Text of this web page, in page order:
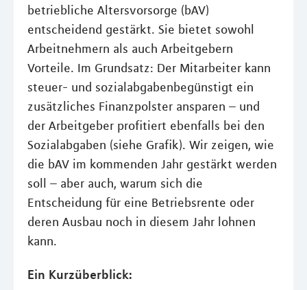
betriebliche Altersvorsorge (bAV)
entscheidend gestärkt. Sie bietet sowohl
Arbeitnehmern als auch Arbeitgebern
Vorteile. Im Grundsatz: Der Mitarbeiter kann
steuer- und sozialabgabenbegünstigt ein
zusätzliches Finanzpolster ansparen – und
der Arbeitgeber profitiert ebenfalls bei den
Sozialabgaben (siehe Grafik). Wir zeigen, wie
die bAV im kommenden Jahr gestärkt werden
soll – aber auch, warum sich die
Entscheidung für eine Betriebsrente oder
deren Ausbau noch in diesem Jahr lohnen
kann.
Ein Kurzüberblick: